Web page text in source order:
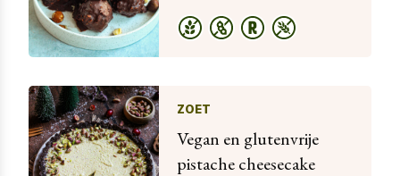
ZOET
Vegan en glutenvrije
pistache cheesecake